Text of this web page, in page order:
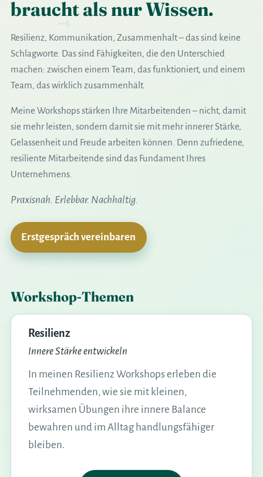
braucht als nur Wissen.
Resilienz, Kommunikation, Zusammenhalt – das sind keine
Schlagworte. Das sind Fähigkeiten, die den Unterschied
machen: zwischen einem Team, das funktioniert, und einem
Team, das wirklich zusammenhält.
Meine Workshops stärken Ihre Mitarbeitenden – nicht, damit
sie mehr leisten, sondern damit sie mit mehr innerer Stärke,
Gelassenheit und Freude arbeiten können. Denn zufriedene,
resiliente Mitarbeitende sind das Fundament Ihres
Unternehmens.
Praxisnah. Erlebbar. Nachhaltig.
Erstgespräch vereinbaren
Workshop-Themen
Resilienz
Innere Stärke entwickeln
In meinen Resilienz Workshops erleben die
Teilnehmenden, wie sie mit kleinen,
wirksamen Übungen ihre innere Balance
bewahren und im Alltag handlungsfähiger
bleiben.